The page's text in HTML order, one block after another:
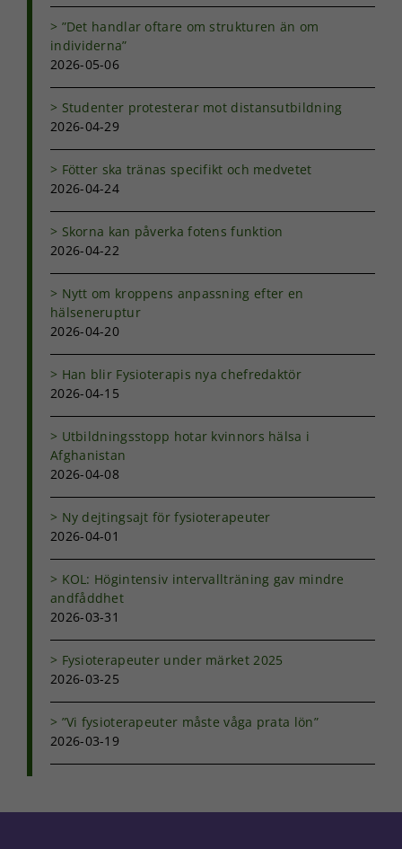
”Det handlar oftare om strukturen än om
individerna”
2026-05-06
Studenter protesterar mot distansutbildning
2026-04-29
Fötter ska tränas specifikt och medvetet
2026-04-24
Skorna kan påverka fotens funktion
2026-04-22
Nytt om kroppens anpassning efter en
hälseneruptur
2026-04-20
Han blir Fysioterapis nya chefredaktör
2026-04-15
Utbildningsstopp hotar kvinnors hälsa i
Afghanistan
2026-04-08
Ny dejtingsajt för fysioterapeuter
2026-04-01
KOL: Högintensiv intervallträning gav mindre
andfåddhet
2026-03-31
Fysioterapeuter under märket 2025
2026-03-25
”Vi fysioterapeuter måste våga prata lön”
2026-03-19
Statistik
För att vi ska
och
baserat på
hur
För att vår
hemsida ska
Om du nekar
kakorna
kommer viss
hemsidan.
Marknadsföring
Genom att dela
chansen att få se
anpassat innehåll
och erbjudanden.